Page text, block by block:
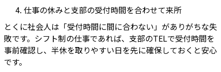
仕事の休みと支部の受付時間を合わせて来所
とくに社会人は「受付時間に間に合わない」がありがちな失
敗です。シフト制の仕事であれば、支部のTELで受付時間を
事前確認し、半休を取りやすい日を先に確保しておくと安心
です。